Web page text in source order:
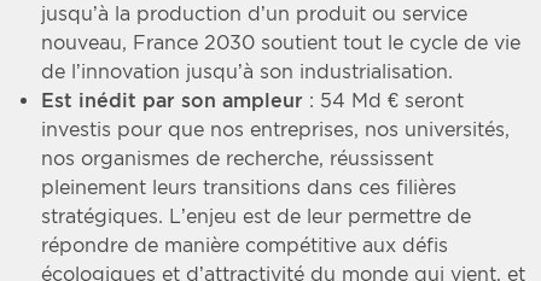
jusqu’à la production d’un produit ou service
nouveau, France 2030 soutient tout le cycle de vie
de l’innovation jusqu’à son industrialisation.
Est inédit par son ampleur : 54 Md € seront
investis pour que nos entreprises, nos universités,
nos organismes de recherche, réussissent
pleinement leurs transitions dans ces filières
stratégiques. L’enjeu est de leur permettre de
répondre de manière compétitive aux défis
écologiques et d’attractivité du monde qui vient, et